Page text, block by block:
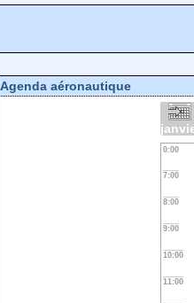
Agenda aéronautique
0:00
7:00
8:00
9:00
10:00
11:00